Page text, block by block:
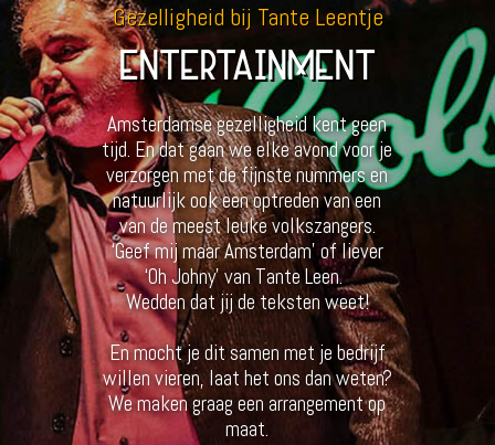
Gezelligheid bij Tante Leentje
ENTERTAINMENT
Amsterdamse gezelligheid kent geen
tijd. En dat gaan we elke avond voor je
verzorgen met de fijnste nummers en
natuurlijk ook een optreden van een
van de meest leuke volkszangers.
‘Geef mij maar Amsterdam’ of liever
‘Oh Johny’ van Tante Leen.
Wedden dat jij de teksten weet!
En mocht je dit samen met je bedrijf
willen vieren, laat het ons dan weten?
We maken graag een arrangement op
maat.